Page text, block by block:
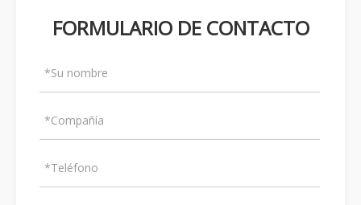
FORMULARIO DE CONTACTO